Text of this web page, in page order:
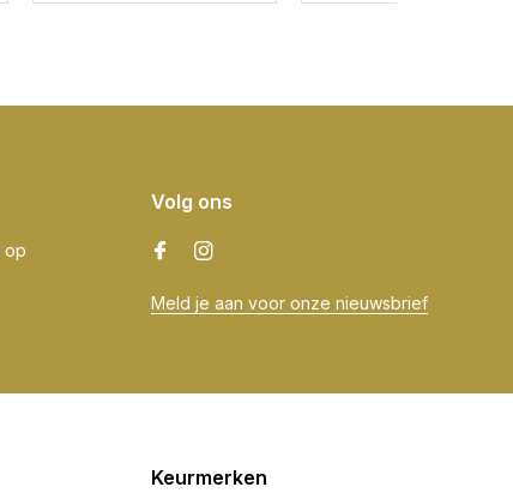
op
Volg ons
Meld je aan voor onze nieuwsbrief
Keurmerken